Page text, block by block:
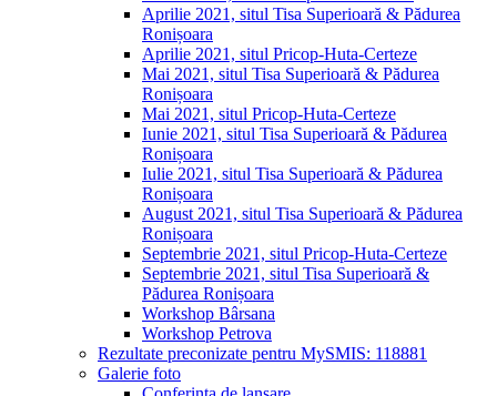
Aprilie 2021, situl Tisa Superioară & Pădurea
Ronișoara
Aprilie 2021, situl Pricop-Huta-Certeze
Mai 2021, situl Tisa Superioară & Pădurea
Ronișoara
Mai 2021, situl Pricop-Huta-Certeze
Iunie 2021, situl Tisa Superioară & Pădurea
Ronișoara
Iulie 2021, situl Tisa Superioară & Pădurea
Ronișoara
August 2021, situl Tisa Superioară & Pădurea
Ronișoara
Septembrie 2021, situl Pricop-Huta-Certeze
Septembrie 2021, situl Tisa Superioară &
Pădurea Ronișoara
Workshop Bârsana
Workshop Petrova
Rezultate preconizate pentru MySMIS: 118881
Galerie foto